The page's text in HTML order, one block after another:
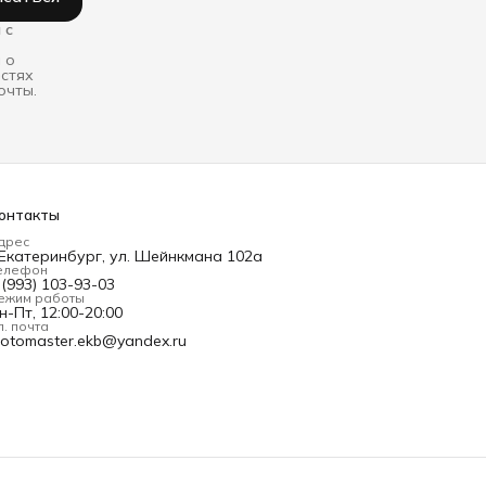
с
о
ул. Шейнкмана 102а
103-93-03
работы
Пт, 12:00-20:00
почта